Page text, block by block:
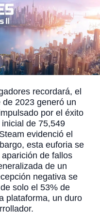
recordará, el
2023 generó un
por el éxito
de 75,549
evidenció el
esta euforia se
de fallos
de un
negativa se
solo el 53% de
plataforma, un duro